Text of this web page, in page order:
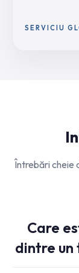
SERVICIU
Întrebări cheie
Care
dintre un